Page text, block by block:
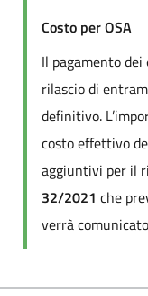
Costo per OSA
Il pagamento
rilascio di
definitivo.
costo effettivo
aggiuntivi per il
32/2021 che
verrà